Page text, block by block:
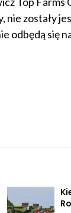
nie zostały
odbędą się